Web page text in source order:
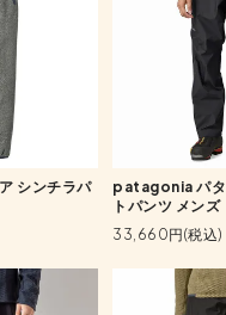
シンチラパ
patagonia パタ
トパンツ メンズ
33,660円(税込)